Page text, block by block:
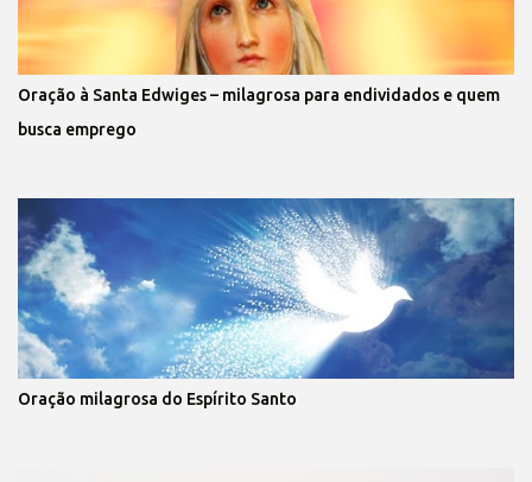
Oração à Santa Edwiges – milagrosa para endividados e quem
busca emprego
Oração milagrosa do Espírito Santo